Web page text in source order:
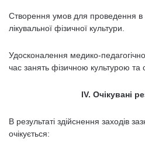
Створення умов для проведення в
лікувальної фізичної культури.
Удосконалення медико-
час занять фізичною культурою та
IV. Очікувані
В результаті здійснення заходів
очікується: